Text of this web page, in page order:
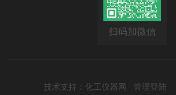
扫码加微信
技术支持： 化工仪器网 管理登陆